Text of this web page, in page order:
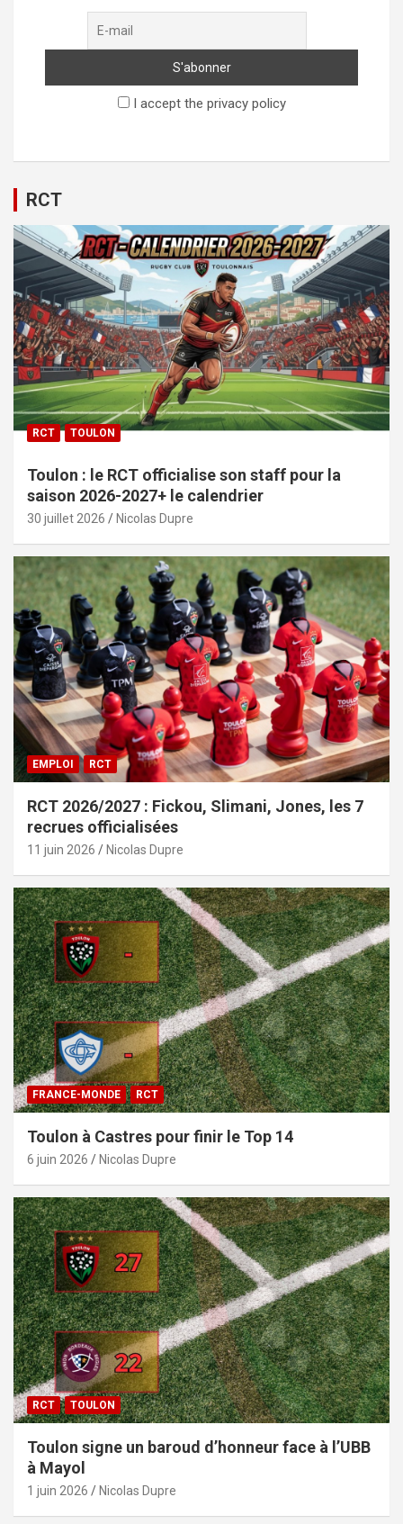
I accept the privacy policy
RCT
RCT TOULON
Toulon : le RCT officialise son staff pour la
saison 2026-2027+ le calendrier
30 juillet 2026 Nicolas Dupre
EMPLOI RCT
RCT 2026/2027 : Fickou, Slimani, Jones, les 7
recrues officialisées
11 juin 2026 Nicolas Dupre
FRANCE-MONDE RCT
Toulon à Castres pour finir le Top 14
6 juin 2026 Nicolas Dupre
RCT TOULON
Toulon signe un baroud d’honneur face à l’UBB
à Mayol
1 juin 2026 Nicolas Dupre